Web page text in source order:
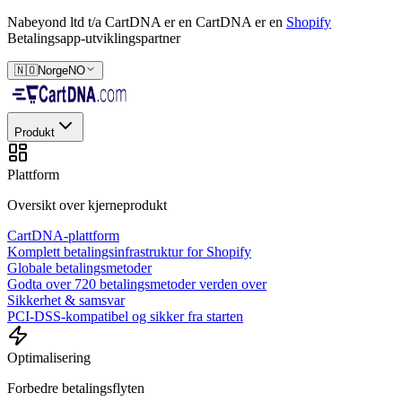
Nabeyond ltd t/a CartDNA er en CartDNA er en Shopify
Betalingsapp-utviklingspartner
🇳🇴NorgeNO
Produkt
Plattform
Oversikt over kjerneprodukt
CartDNA-plattform
Komplett betalingsinfrastruktur for Shopify
Globale betalingsmetoder
Godta over 720 betalingsmetoder verden over
Sikkerhet & samsvar
PCI-DSS-kompatibel og sikker fra starten
Optimalisering
Forbedre betalingsflyten